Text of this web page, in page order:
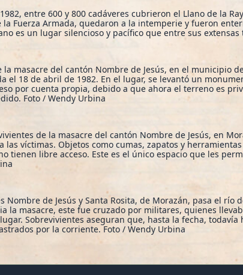
entre 600 y 800 cadáveres cubrieron el Llano de la
la Fuerza Armada, quedaron a la intemperie y fueron
es un lugar silencioso y pacífico que entre sus
la masacre del cantón Nombre de Jesús, en el municipio
el 18 de abril de 1982. En el lugar, se levantó un
por cuenta propia, debido a que ahora el terreno es
Foto / Wendy Urbina
de la masacre del cantón Nombre de Jesús, en
las víctimas. Objetos como cumas, zapatos y
tienen libre acceso. Este es el único espacio que les
Nombre de Jesús y Santa Rosita, de Morazán, pasa el
la masacre, este fue cruzado por militares, quienes
Sobrevivientes aseguran que, hasta la fecha,
por la corriente. Foto / Wendy Urbina